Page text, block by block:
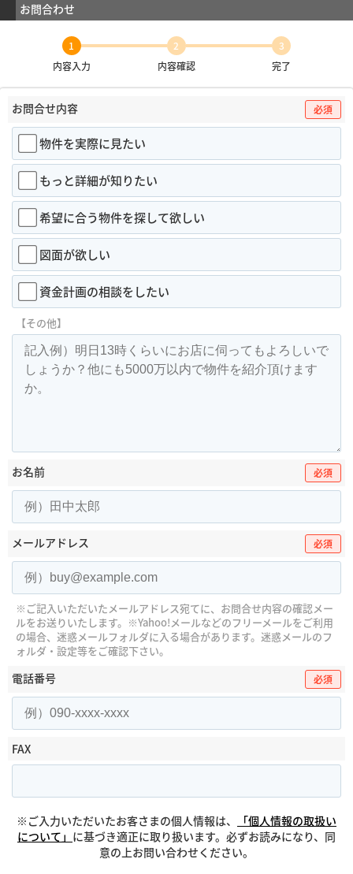
お問合わせ
1
内容入力
2
内容確認
3
完了
お問合せ内容 必須
物件を実際に見たい
もっと詳細が知りたい
希望に合う物件を探して欲しい
図面が欲しい
資金計画の相談をしたい
【その他】
お名前 必須
メールアドレス 必須
※ご記入いただいたメールアドレス宛てに、お問合せ内容の確認メー
ルをお送りいたします。 ※Yahoo!メールなどのフリーメールをご利用
の場合、迷惑メールフォルダに入る場合があります。 迷惑メールのフ
ォルダ・設定等をご確認下さい。
電話番号 必須
FAX
※ご入力いただいたお客さまの個人情報は、
「個人情報の取扱い
について」 に基づき適正に取り扱います。必ずお読みになり、同
意の上お問い合わせください。